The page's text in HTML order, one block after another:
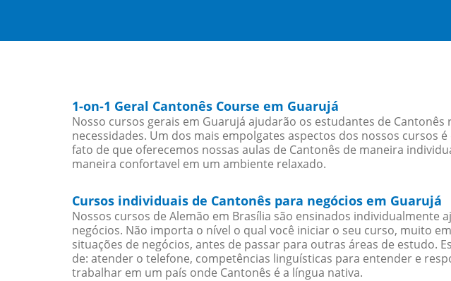
1-on-1 Geral Cantonês Course em Guarujá
Nosso cursos gerais em Guarujá ajudarão os estudantes de
necessidades. Um dos mais empolgates aspectos dos nossos cursos
fato de que oferecemos nossas aulas de Cantonês de maneira
maneira confortavel em um ambiente relaxado.
Cursos individuais de Cantonês para negócios em Guarujá
Nossos cursos de Alemão em Brasília são ensinados
negócios. Não importa o nível o qual você iniciar o seu curso, muito
situações de negócios, antes de passar para outras áreas de estudo.
de: atender o telefone, competências linguísticas para entender e
trabalhar em um país onde Cantonês é a língua nativa.